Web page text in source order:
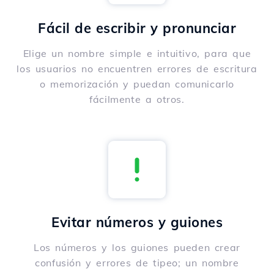
Fácil de escribir y pronunciar
Elige un nombre simple e intuitivo, para que
los usuarios no encuentren errores de escritura
o memorización y puedan comunicarlo
fácilmente a otros.
Evitar números y guiones
Los números y los guiones pueden crear
confusión y errores de tipeo; un nombre